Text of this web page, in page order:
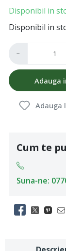
Disponibil in
Disponibil in
−
Adauga
Adauga
Cum te
Suna-ne: